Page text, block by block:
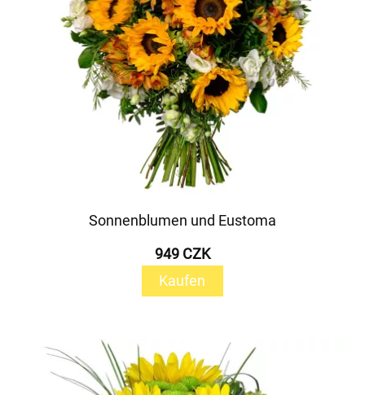
Sonnenblumen und Eustoma
949 CZK
Kaufen